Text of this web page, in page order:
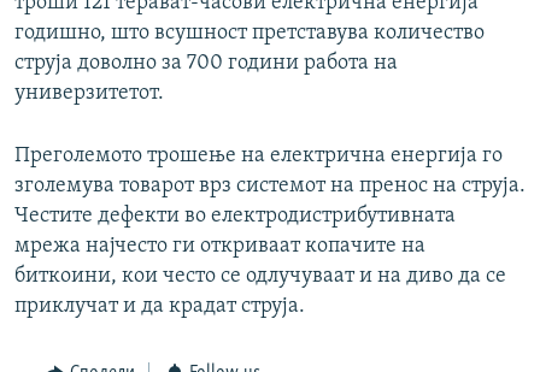
годишно, што всушност претставува количество
струја доволно за 700 години работа на
универзитетот.
Преголемото трошење на електрична енергија го
зголемува товарот врз системот на пренос на струја.
Честите дефекти во електродистрибутивната
мрежа најчесто ги откриваат копачите на
биткоини, кои често се одлучуваат и на диво да се
приклучат и да крадат струја.